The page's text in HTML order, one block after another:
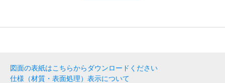
図面の表紙はこちらからダウンロードください
仕様（材質・表面処理）表示について